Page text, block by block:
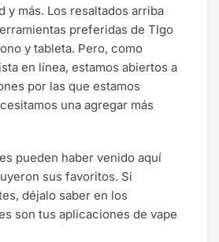
y más. Los resaltados arriba
preferidas de TIgo
y tableta. Pero, como
en línea, estamos abiertos a
por las que estamos
una agregar más
pueden haber venido aquí
sus favoritos. Si
déjalo saber en los
son tus aplicaciones de vape